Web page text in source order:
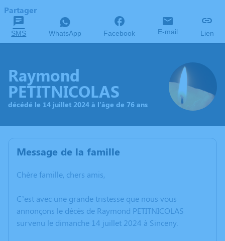
Partager
SMS WhatsApp Facebook E-mail Lien
Raymond
PETITNICOLAS
décédé le 14 juillet 2024 à l'âge de 76 ans
Message de la famille
Chère famille, chers amis,
C’est avec une grande tristesse que nous vous
annonçons le décès de Raymond PETITNICOLAS
survenu le dimanche 14 juillet 2024 à Sinceny.